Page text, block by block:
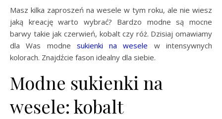
Masz kilka zaproszeń na wesele w tym roku, ale nie wiesz
jaką kreację warto wybrać? Bardzo modne są mocne
barwy takie jak czerwień, kobalt czy róż. Dzisiaj omawiamy
dla Was modne sukienki na wesele w intensywnych
kolorach. Znajdźcie fason idealny dla siebie.
Modne sukienki na
wesele: kobalt